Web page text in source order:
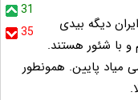
31
35
دیگه بیدی
و با شئور هستند.
میاد پایین. همونطور